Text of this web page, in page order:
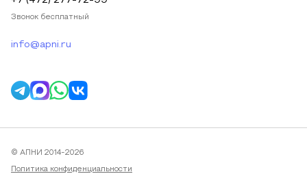
Звонок бесплатный
info@apni.ru
© АПНИ 2014-2026
Политика конфиденциальности